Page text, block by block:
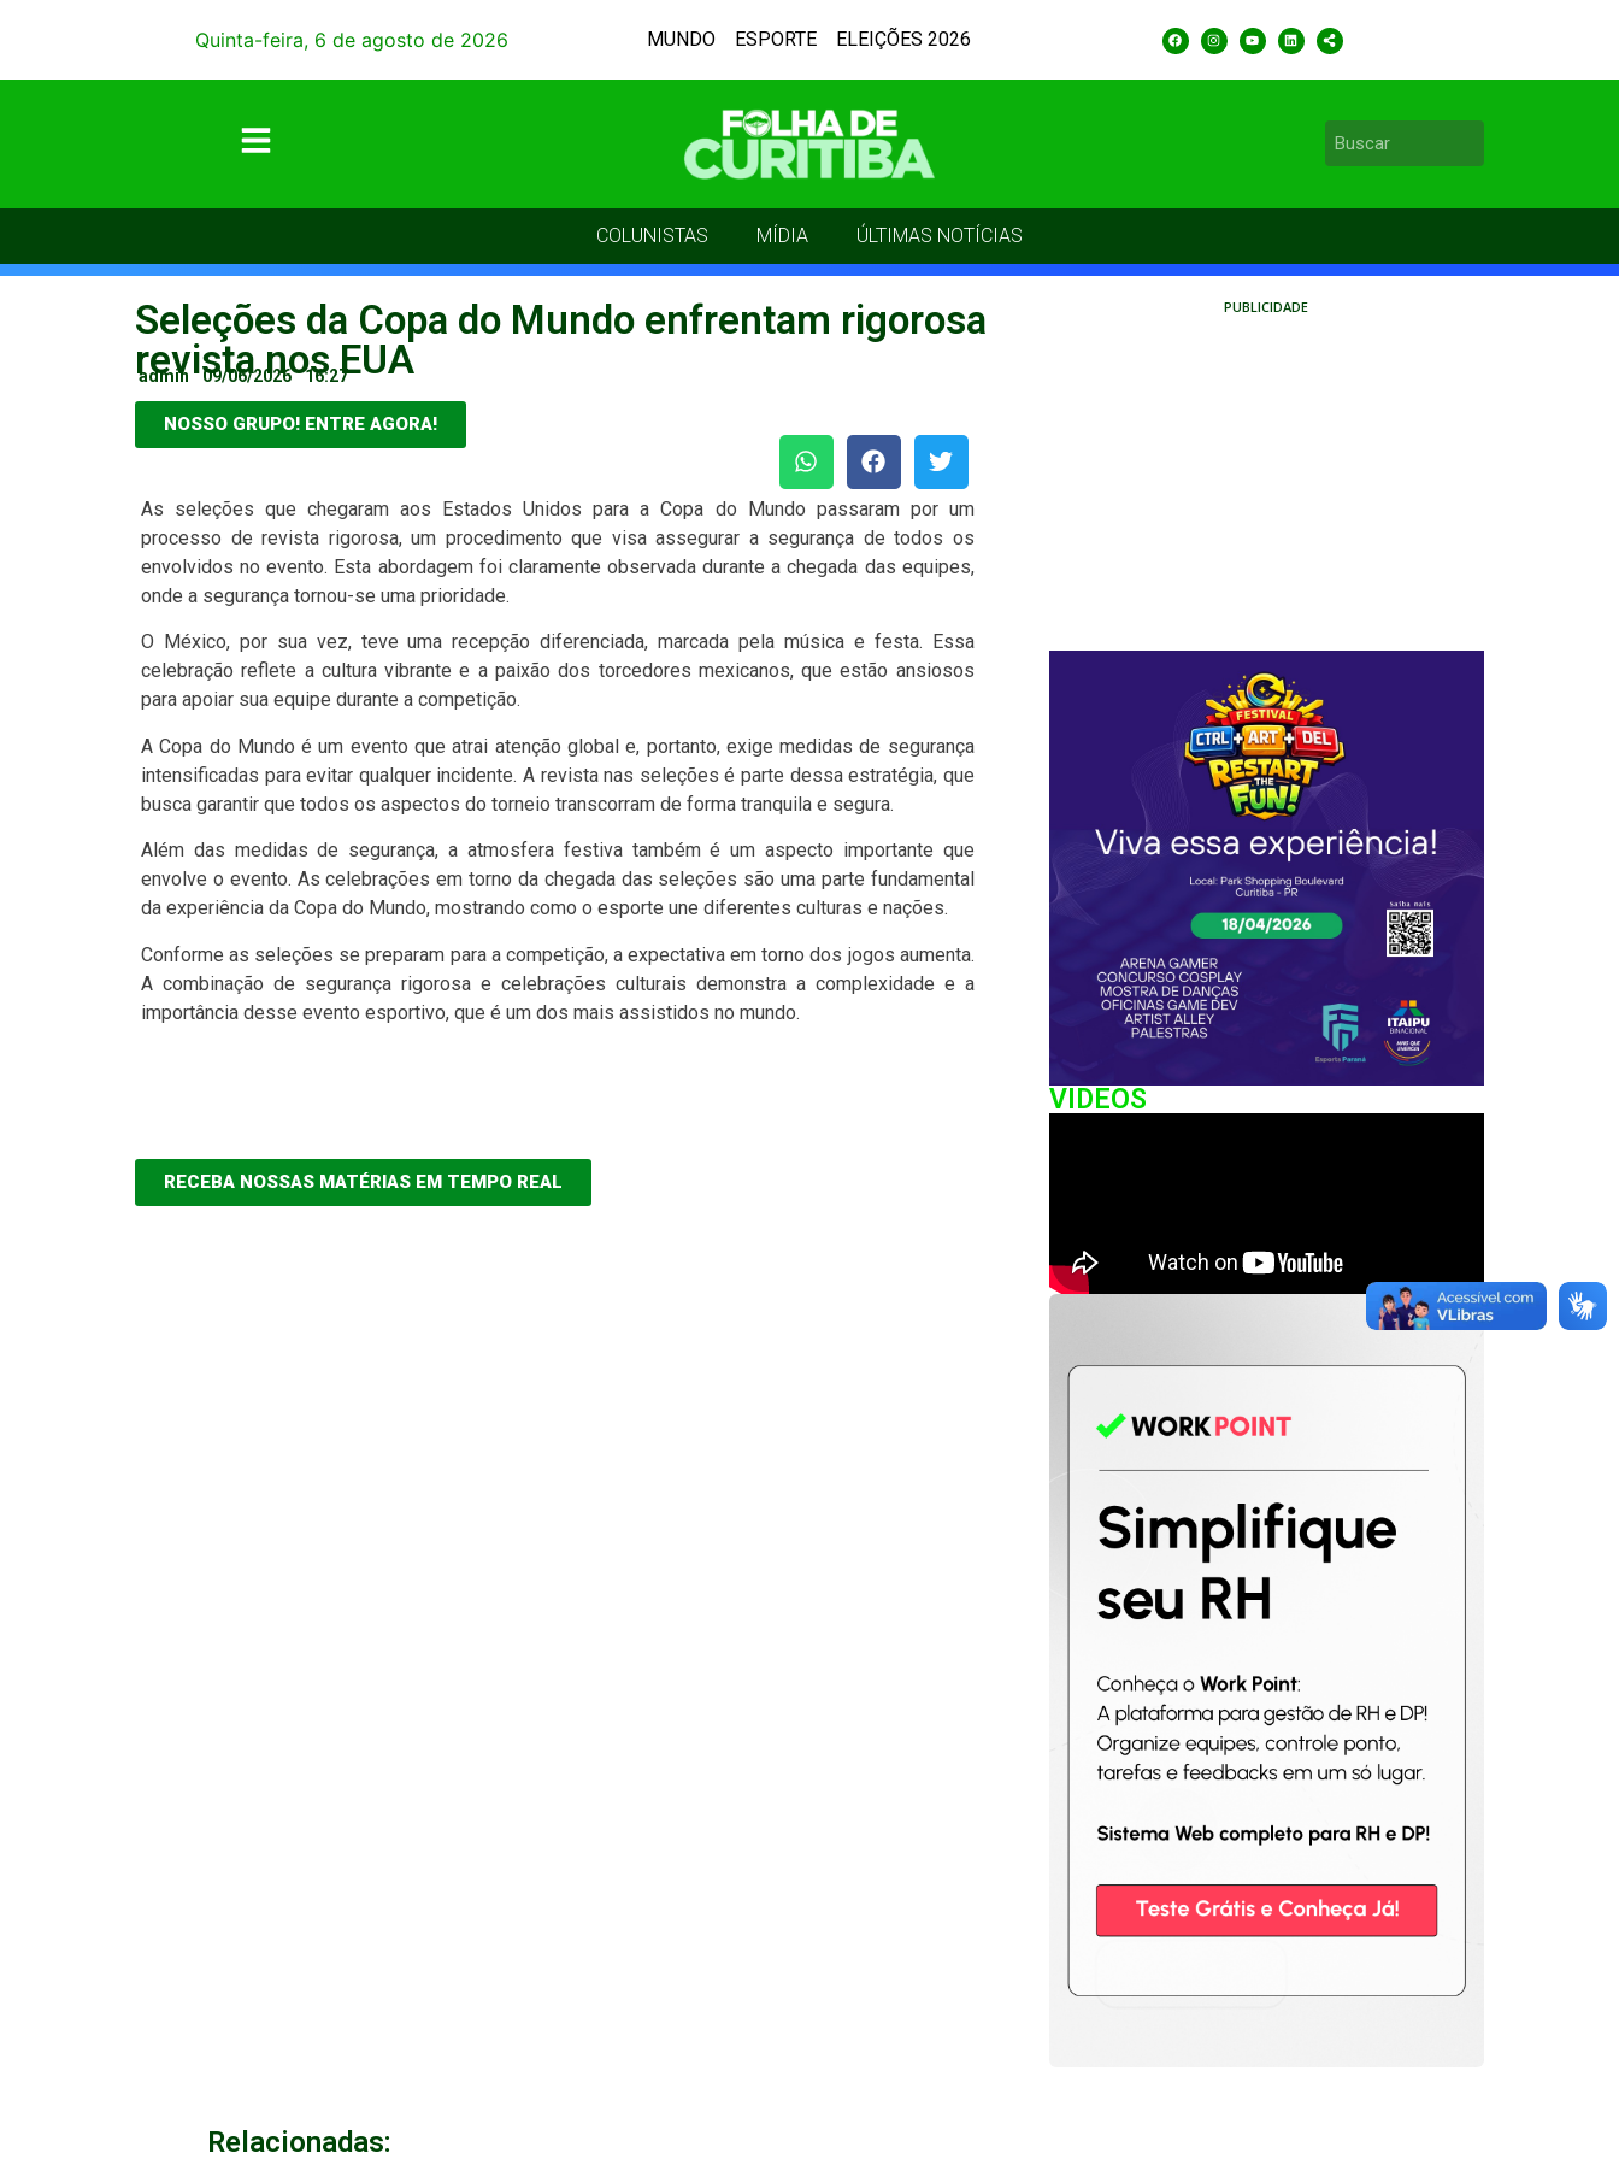
Quinta-feira, 6 de agosto de 2026 MUNDO ESPORTE ELEIÇÕES 2026
COLUNISTAS MÍDIA ÚLTIMAS NOTÍCIAS
Seleções da Copa do Mundo enfrentam rigorosa
revista nos EUA
admin 09/06/2026 16:27
NOSSO GRUPO! ENTRE AGORA!
As seleções que chegaram aos Estados Unidos para a Copa do Mundo passaram por um
processo de revista rigorosa, um procedimento que visa assegurar a segurança de todos os
envolvidos no evento. Esta abordagem foi claramente observada durante a chegada das equipes,
onde a segurança tornou-se uma prioridade.
O México, por sua vez, teve uma recepção diferenciada, marcada pela música e festa. Essa
celebração reflete a cultura vibrante e a paixão dos torcedores mexicanos, que estão ansiosos
para apoiar sua equipe durante a competição.
A Copa do Mundo é um evento que atrai atenção global e, portanto, exige medidas de segurança
intensificadas para evitar qualquer incidente. A revista nas seleções é parte dessa estratégia, que
busca garantir que todos os aspectos do torneio transcorram de forma tranquila e segura.
Além das medidas de segurança, a atmosfera festiva também é um aspecto importante que
envolve o evento. As celebrações em torno da chegada das seleções são uma parte fundamental
da experiência da Copa do Mundo, mostrando como o esporte une diferentes culturas e nações.
Conforme as seleções se preparam para a competição, a expectativa em torno dos jogos aumenta.
A combinação de segurança rigorosa e celebrações culturais demonstra a complexidade e a
importância desse evento esportivo, que é um dos mais assistidos no mundo.
RECEBA NOSSAS MATÉRIAS EM TEMPO REAL
PUBLICIDADE
VIDEOS
Relacionadas: